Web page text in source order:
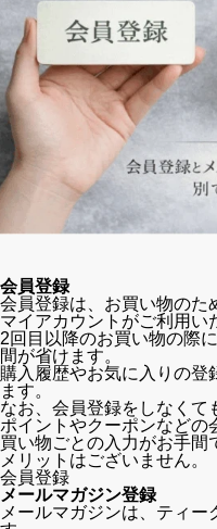
会員登録
会員登録は、お買い物のた
マイアカウントがご利用い
2回目以降のお買い物の際
間が省けます。
購入履歴やお気に入りの登
ます。
なお、 会員登録をしなくて
ポイントやクーポンなどの
買い物ごとの入力がお手間
メリットはございません。
会員登録
メールマガジン登録
メールマガジンは、ティ